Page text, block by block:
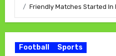
Friendly Matches Started In
Football Sports